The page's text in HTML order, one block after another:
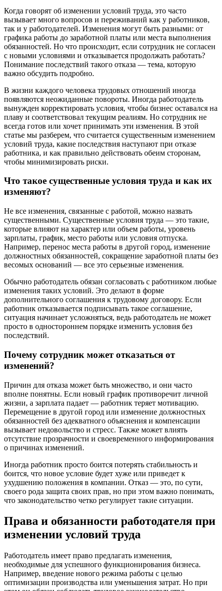
Когда говорят об изменении условий труда, это часто
вызывает много вопросов и переживаний как у работников,
так и у работодателей. Изменения могут быть разными: от
графика работы до заработной платы или места выполнения
обязанностей. Но что происходит, если сотрудник не согласен
с новыми условиями и отказывается продолжать работать?
Понимание последствий такого отказа — тема, которую
важно обсудить подробно.
В жизни каждого человека трудовых отношений иногда
появляются неожиданные повороты. Иногда работодатель
вынужден корректировать условия, чтобы бизнес оставался на
плаву и соответствовал текущим реалиям. Но сотрудник не
всегда готов или хочет принимать эти изменения. В этой
статье мы разберем, что считается существенным изменением
условий труда, какие последствия наступают при отказе
работника, и как правильно действовать обеим сторонам,
чтобы минимизировать риски.
Что такое существенные условия труда и как их
изменяют?
Не все изменения, связанные с работой, можно назвать
существенными. Существенные условия труда — это такие,
которые влияют на характер или объем работы, уровень
зарплаты, график, место работы или условия отпуска.
Например, перенос места работы в другой город, изменение
должностных обязанностей, сокращение заработной платы без
весомых оснований — все это серьезные изменения.
Обычно работодатель обязан согласовать с работником любые
изменения таких условий. Это делают в форме
дополнительного соглашения к трудовому договору. Если
работник отказывается подписывать такое соглашение,
ситуация начинает усложняться, ведь работодатель не может
просто в одностороннем порядке изменить условия без
последствий.
Почему сотрудник может отказаться от
изменений?
Причин для отказа может быть множество, и они часто
вполне понятны. Если новый график противоречит личной
жизни, а зарплата падает — работник теряет мотивацию.
Перемещение в другой город или изменение должностных
обязанностей без адекватного объяснения и компенсации
вызывает недовольство и стресс. Также может влиять
отсутствие прозрачности и своевременного информирования
о причинах изменений.
Иногда работник просто боится потерять стабильность и
боится, что новое условие будет хуже или приведет к
ухудшению положения в компании. Отказ — это, по сути,
своего рода защита своих прав, но при этом важно понимать,
что законодательство четко регулирует такие ситуации.
Права и обязанности работодателя при
изменении условий труда
Работодатель имеет право предлагать изменения,
необходимые для успешного функционирования бизнеса.
Например, введение нового режима работы с целью
оптимизации производства или уменьшения затрат. Но при